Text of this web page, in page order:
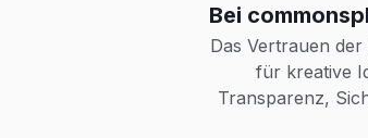
Bei
Das Vertrauen
für kreative
Transparenz,